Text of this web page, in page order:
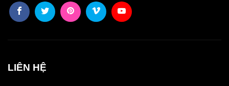
LIÊN HỆ